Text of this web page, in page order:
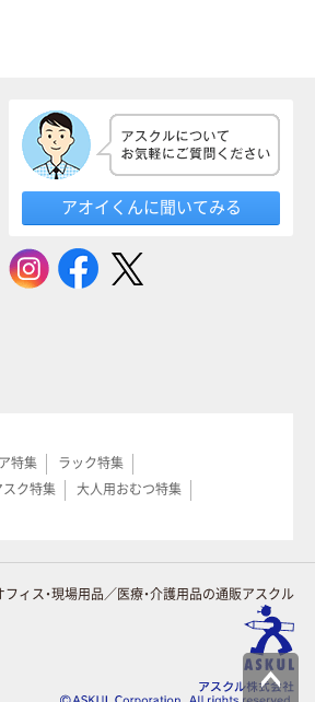
アオイくんに聞いてみる
特集
ラック特集
スク特集
大人用おむつ特集
フィス・現場用品／医療・介護用品の通販アスクル